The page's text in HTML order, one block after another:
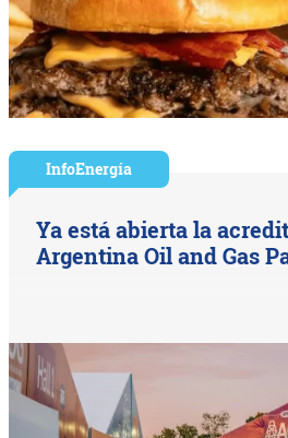
InfoEnergía
Ya está abierta la
Argentina Oil and Gas